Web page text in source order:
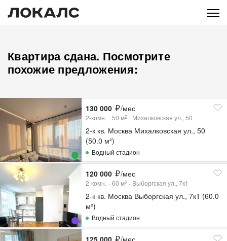
Квартира сдана. Посмотрите
похожие предложения:
130 000 /мес
2-комн. 50 м2 Михалковская ул., 50
2-к кв. Москва Михалковская ул., 50
(50.0 м²)
Водный стадион
120 000 /мес
2-комн. 60 м2 Выборгская ул., 7к1
2-к кв. Москва Выборгская ул., 7к1 (60.0
м²)
Водный стадион
125 000 /мес